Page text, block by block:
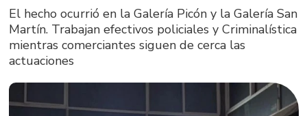
El hecho ocurrió en la Galería Picón y la Galería San
Martín. Trabajan efectivos policiales y Criminalística
mientras comerciantes siguen de cerca las
actuaciones